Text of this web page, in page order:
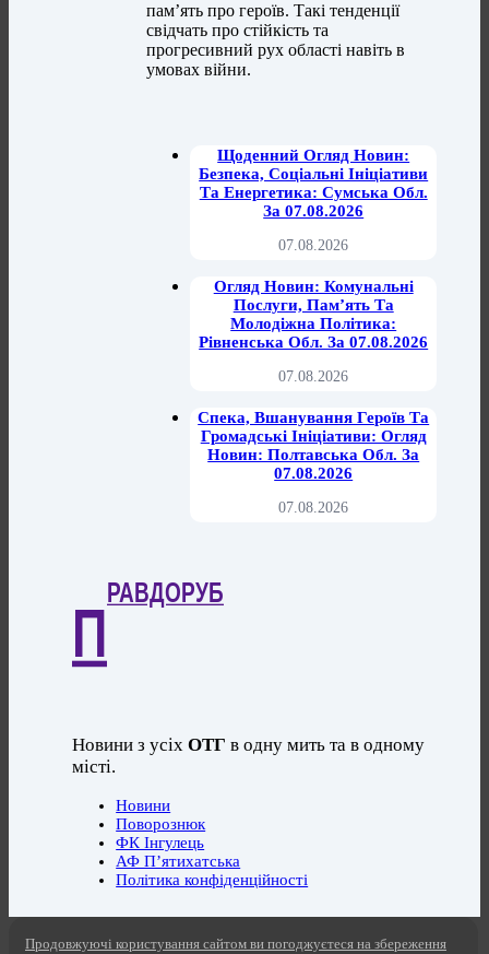
пам’ять про героїв. Такі тенденції
свідчать про стійкість та
прогресивний рух області навіть в
умовах війни.
Щоденний Огляд Новин:
Безпека, Соціальні Ініціативи
Та Енергетика: Сумська Обл.
За 07.08.2026
07.08.2026
Огляд Новин: Комунальні
Послуги, Пам’ять Та
Молодіжна Політика:
Рівненська Обл. За 07.08.2026
07.08.2026
Спека, Вшанування Героїв Та
Громадські Ініціативи: Огляд
Новин: Полтавська Обл. За
07.08.2026
07.08.2026
П
РАВДОРУБ
Новини з усіхОТГ в одну мить та в одному
місті.
Новини
Поворознюк
ФК Інгулець
АФ П’ятихатська
Політика конфіденційності
Продовжуючі користування сайтом ви погоджуєтеся на збереження